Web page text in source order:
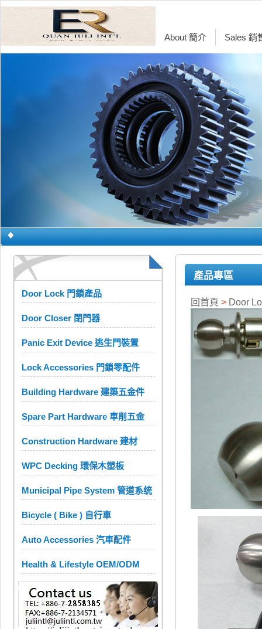
About 簡介 Sales 銷
Door Lock 門鎖產品
Door Closer 閉門器
Panic Exit Device 逃生門裝置
Lock Accessories 門鎖零配件
Building Hardware 建築五金件
Spare Part Hardware 車削五金
Construction Hardware 建材
WPC Decking 環保木塑板
Municipal Pipe System 管道系统
Bicycle ( Bike ) 自行車
Auto Accessories 汽車配件
Health & Lifestyle OEM/ODM
產品專區
回首頁 > Door